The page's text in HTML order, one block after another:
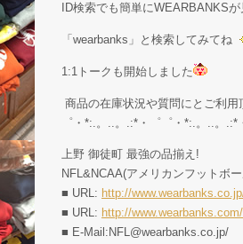
ID検索でも簡単にWEARBANKS
「wearbanks」と検索してみてね
1:1トークも開始しました
商品の在庫状況や質問にとご利用
゜・*:.。..。.:*・゜゜・*:.。..。
上野 御徒町 最強の品揃え!
NFL&NCAA(アメリカンフットボ
■ URL: http://
■ URL: http://www.wearbanks.com/
■ E-Mail:NFL@wearbanks.co.jp/